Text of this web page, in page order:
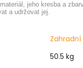
jeho kresba a
a udržovat jej.
50.5 kg